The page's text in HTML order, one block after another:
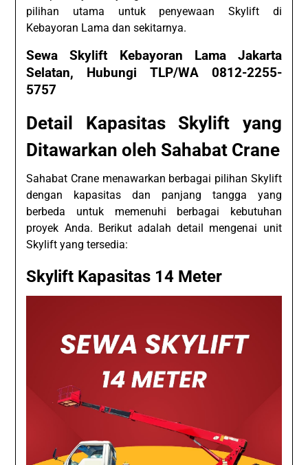
pilihan utama untuk penyewaan Skylift di
Kebayoran Lama dan sekitarnya.
Sewa Skylift Kebayoran Lama Jakarta
Selatan, Hubungi TLP/WA 0812-2255-
5757
Detail Kapasitas Skylift yang
Ditawarkan oleh Sahabat Crane
Sahabat Crane menawarkan berbagai pilihan Skylift
dengan kapasitas dan panjang tangga yang
berbeda untuk memenuhi berbagai kebutuhan
proyek Anda. Berikut adalah detail mengenai unit
Skylift yang tersedia:
Skylift Kapasitas 14 Meter